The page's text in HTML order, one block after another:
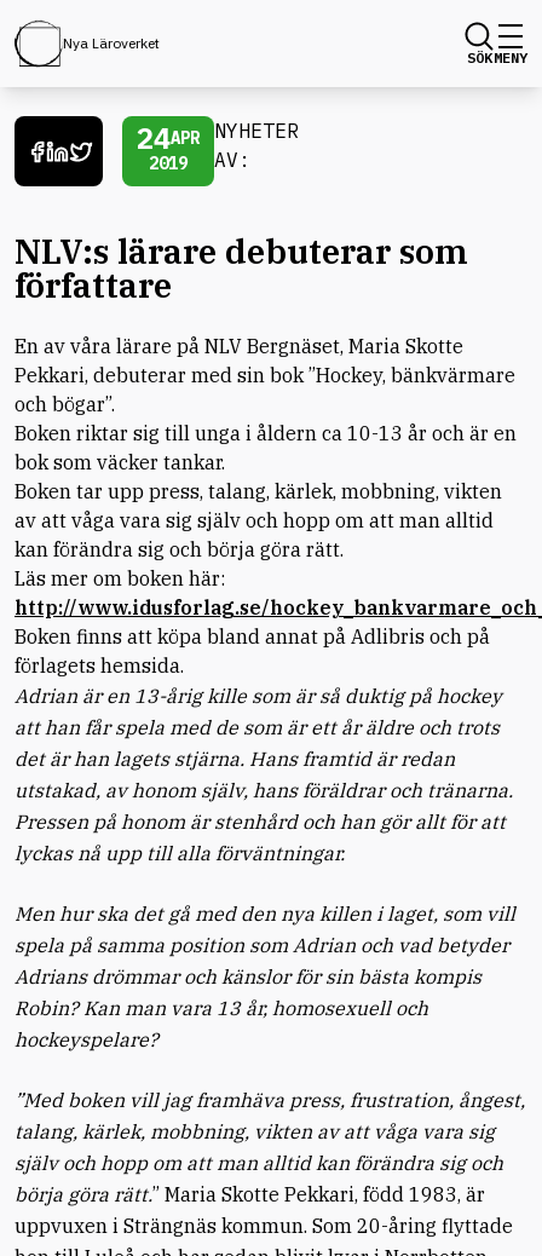
Nya Läroverket
SÖKMENY
24APR
2019
NYHETER
AV:
NLV:s lärare debuterar som
författare
En av våra lärare på NLV Bergnäset, Maria Skotte
Pekkari, debuterar med sin bok ”Hockey, bänkvärmare
och bögar”.
Boken riktar sig till unga i åldern ca 10-13 år och är en
bok som väcker tankar.
Boken tar upp press, talang, kärlek, mobbning, vikten
av att våga vara sig själv och hopp om att man alltid
kan förändra sig och börja göra rätt.
Läs mer om boken här:
http://www.idusforlag.se/
Boken finns att köpa bland annat på Adlibris och på
förlagets hemsida.
Adrian är en 13-årig kille som är så duktig på hockey
att han får spela med de som är ett år äldre och trots
det är han lagets stjärna. Hans framtid är redan
utstakad, av honom själv, hans föräldrar och tränarna.
Pressen på honom är stenhård och han gör allt för att
lyckas nå upp till alla förväntningar.
Men hur ska det gå med den nya killen i laget, som vill
spela på samma position som Adrian och vad betyder
Adrians drömmar och känslor för sin bästa kompis
Robin? Kan man vara 13 år, homosexuell och
hockeyspelare?
”Med boken vill jag framhäva press, frustration, ångest,
talang, kärlek, mobbning, vikten av att våga vara sig
själv och hopp om att man alltid kan förändra sig och
börja göra rätt.” Maria Skotte Pekkari, född 1983, är
uppvuxen i Strängnäs kommun. Som 20-åring flyttade